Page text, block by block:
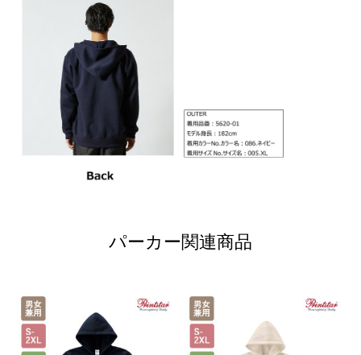
パーカー関連商品